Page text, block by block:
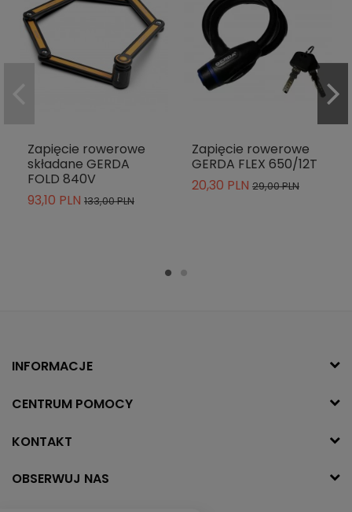
Zapięcie rowerowe
składane GERDA
FOLD 840V
93,10 PLN 133,00 PLN
Zapięcie rowerowe
GERDA FLEX 650/12T
20,30 PLN 29,00 PLN
INFORMACJE
CENTRUM POMOCY
KONTAKT
OBSERWUJ NAS